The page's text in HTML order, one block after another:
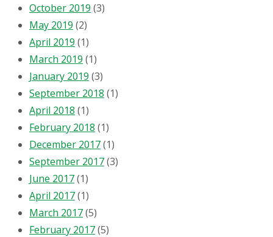
October 2019 (3)
May 2019 (2)
April 2019 (1)
March 2019 (1)
January 2019 (3)
September 2018 (1)
April 2018 (1)
February 2018 (1)
December 2017(1)
September 2017(3)
June 2017(1)
April 2017(1)
March 2017(5)
February 2017(5)